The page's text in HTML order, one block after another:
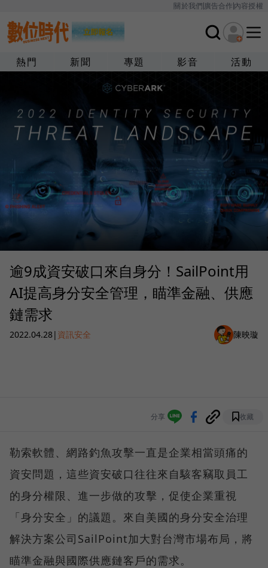
關於我們廣告合作內容授權
熱門 新聞 專題 影音 活動
逾9成資安破口來自身分！SailPoint用
AI提高身分安全管理，瞄準金融、供應
鏈需求
2022.04.28| 資訊安全 陳映璇
分享 收藏
勒索軟體、網路釣魚攻擊一直是企業相當頭痛的
資安問題，這些資安破口往往來自駭客竊取員工
的身分權限、進一步做的攻擊，促使企業重視
「身分安全」的議題。來自美國的身分安全治理
解決方案公司SailPoint加大對台灣市場布局，將
瞄準金融與國際供應鏈客戶的需求。